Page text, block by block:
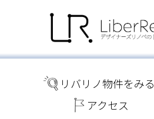
リバリノ物件をみる
アクセス